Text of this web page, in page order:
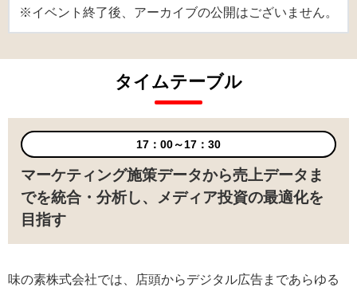
※イベント終了後、アーカイブの公開はございません。
タイムテーブル
17：00～17：30
マーケティング施策データから売上データま
でを統合・分析し、メディア投資の最適化を
目指す
味の素株式会社では、店頭からデジタル広告まであらゆる